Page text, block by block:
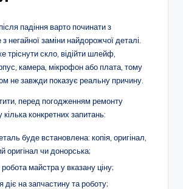
падіння варто починати з
з негайної заміни найдорожчої деталі.
тріснути скло, відійти шлейф,
камера, мікрофон або плата, тому
не завжди показує реальну причину.
перед погодженням ремонту
кілька конкретних запитань:
буде встановлена: копія, оригінал,
оригінал чи донорська;
майстра у вказану ціну;
діє на запчастину та роботу;